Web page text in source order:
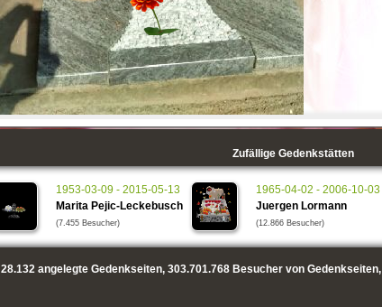
Zufällige Gedenkstätten
1953-03-09 - 2015-05-13
Marita Pejic-Leckebusch
(7.455 Besucher)
1965-04-02 - 2006-10-03
Juergen Lormann
(12.866 Besucher)
28.132angelegte Gedenkseiten, 303.701.768Besucher von Gedenkseiten,